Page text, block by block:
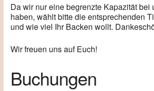
Da wir nur eine begrenzte Kapazität bei
haben, wählt bitte die entsprechenden
und wie viel Ihr Backen wollt.
Wir freuen uns auf Euch!
Buchungen